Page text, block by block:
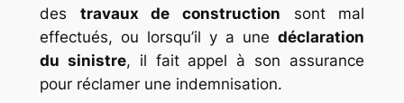
des travaux de construction sont mal
effectués, ou lorsqu’il y a unedéclaration
du sinistre, il fait appel à son assurance
pour réclamer une indemnisation.